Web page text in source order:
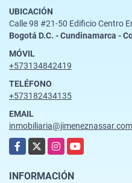
UBICACIÓN
Calle 98 #21-50 Edificio Centro
Bogotá D.C. - Cundinamarca -
MÓVIL
+573134842419
TELÉFONO
+573182434135
EMAIL
Facebook
X InstagramYouTube
INFORMACIÓN